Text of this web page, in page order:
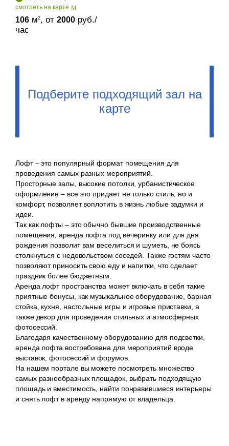
cмотреть на карте
106 м2, от 2000 руб./
час
Подберите подходящий зал на
карте
Лофт – это популярный формат помещения для
проведения самых разных мероприятий.
Просторные залы, высокие потолки, урбанистическое
оформление – все это придает не только стиль, но и
комфорт, позволяет воплотить в жизнь любые задумки и
идеи.
Так как лофты – это обычно бывшие производственные
помещения, аренда лофта под вечеринку или для дня
рождения позволит вам веселиться и шуметь, не боясь
столкнуться с недовольством соседей. Также гостям часто
позволяют приносить свою еду и напитки, что сделает
праздник более бюджетным.
Аренда лофт пространства может включать в себя такие
приятные бонусы, как музыкальное оборудование, барная
стойка, кухня, настольные игры и игровые приставки, а
также декор для проведения стильных и атмосферных
фотосессий.
Благодаря качественному оборудованию для подсветки,
аренда лофта востребована для мероприятий вроде
выставок, фотосессий и форумов.
На нашем портале вы можете посмотреть множество
самых разнообразных площадок, выбрать подходящую
площадь и вместимость, найти понравившиеся интерьеры
и снять лофт в аренду напрямую от владельца.